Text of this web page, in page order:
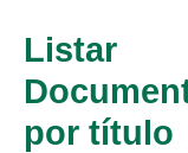
por título